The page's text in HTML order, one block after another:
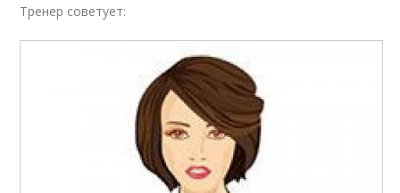
Тренер советует: